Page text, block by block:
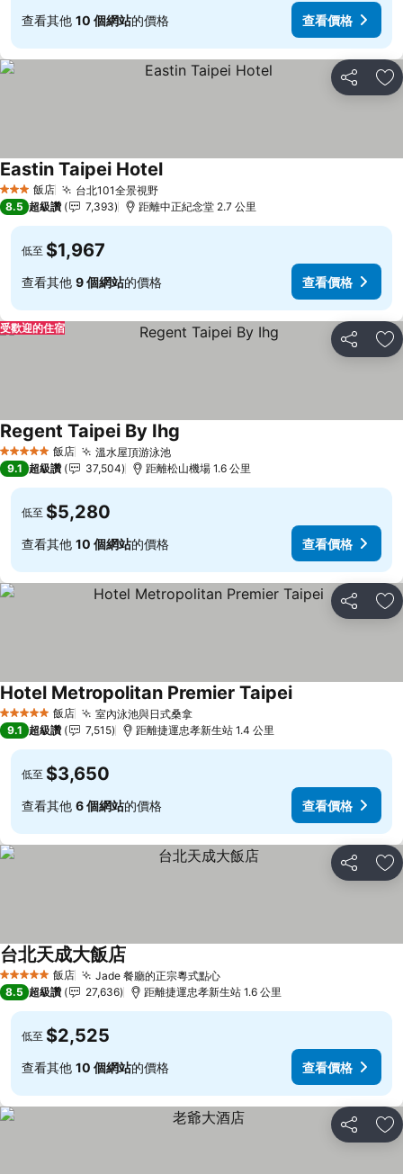
查看其他 10 個網站的價格 查看價格
分享 加
3 星級 飯店 台北101全景視野查看價格
Eastin Taipei Hotel查看價格
8.5 超級讚 7,393 距離中正紀念堂 2.7 公里
低至 $1,967
查看其他 9 個網站的價格 查看價格
分享 加
受歡迎的住宿
5 星級 飯店 溫水屋頂游泳池查看價格
Regent Taipei By Ihg
9.1 超級讚 37,504 距離松山機場 1.6 公里
低至 $5,280
查看其他 10 個網站的價格 查看價格
分享 加
5 星級 飯店 室內泳池與日式桑拿查看價格
Hotel Metropolitan Premier Taipei查看價格
9.1 超級讚 7,515 距離捷運忠孝新生站 1.4 公里
低至 $3,650
查看其他 6 個網站的價格 查看價格
分享 加
5 星級 飯店 Jade 餐廳的正宗粵式點心查看價格
台北天成大飯店
8.5 超級讚 27,636 距離捷運忠孝新生站 1.6 公里
低至 $2,525
查看其他 10 個網站的價格 查看價格
分享 加